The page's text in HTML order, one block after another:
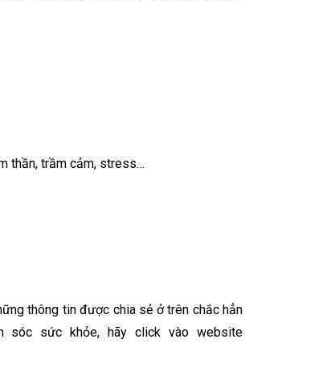
thần, trầm cảm, stress…
thông tin được chia sẻ ở trên chắc hẳn
sóc sức khỏe, hãy click vào website